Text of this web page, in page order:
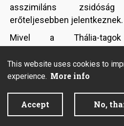
asszimiláns zsidóság
erőteljesebben jelentkeznek.
Mivel a Thália-tagok
kategóriarendszer mögött
cél, a kulturális
autonóm pólusát betöltő
fontos meghatározni, hogy
This website uses cookies to
experience. More info
Accept No,